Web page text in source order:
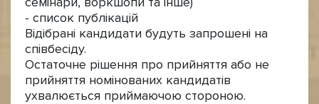
- список публікацій
Відібрані кандидати будуть запрошені на
співбесіду.
Остаточне рішення про прийняття або не
прийняття номінованих кандидатів
ухвалюється приймаючою стороною.